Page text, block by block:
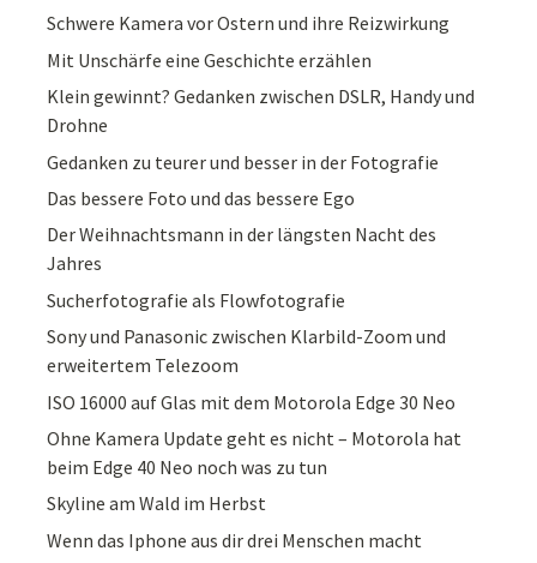
Schwere Kamera vor Ostern und ihre Reizwirkung
Mit Unschärfe eine Geschichte erzählen
Klein gewinnt? Gedanken zwischen DSLR, Handy und
Drohne
Gedanken zu teurer und besser in der Fotografie
Das bessere Foto und das bessere Ego
Der Weihnachtsmann in der längsten Nacht des
Jahres
Sucherfotografie als Flowfotografie
Sony und Panasonic zwischen Klarbild-Zoom und
erweitertem Telezoom
ISO 16000 auf Glas mit dem Motorola Edge 30 Neo
Ohne Kamera Update geht es nicht – Motorola hat
beim Edge 40 Neo noch was zu tun
Skyline am Wald im Herbst
Wenn das Iphone aus dir drei Menschen macht